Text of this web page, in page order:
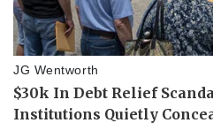
Thông tin doanh nghiệp
Doanh nghiệp 24h
Doanh nhân
Vì cộng đồng